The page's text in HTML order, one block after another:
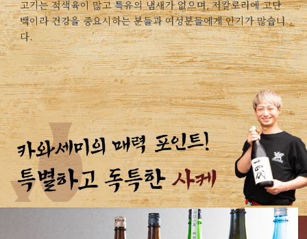
고기는 적색육이 많고 특유의 냄새가 없으며, 저칼로리에 고단
백이라 건강을 중요시하는 분들과 여성분들에게 인기가 많습니
다.